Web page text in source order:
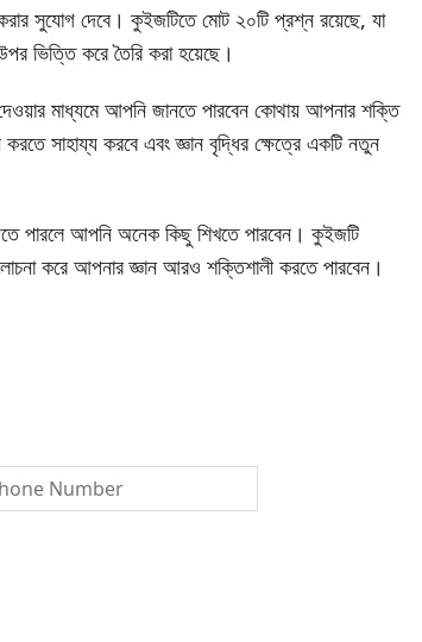
সুযোগ দেবে। কুইজটিতে মোট ২০টি প্রশ্ন রয়েছে, যা
ভিত্তি করে তৈরি করা হয়েছে।
মাধ্যমে আপনি জানতে পারবেন কোথায় আপনার শক্তি
সাহায্য করবে এবং জ্ঞান বৃদ্ধির ক্ষেত্রে একটি নতুন
পারলে আপনি অনেক কিছু শিখতে পারবেন। কুইজটি
করে আপনার জ্ঞান আরও শক্তিশালী করতে পারবেন।